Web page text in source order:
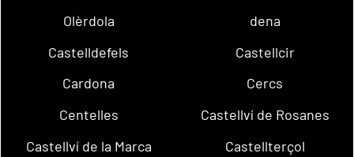
Olèrdola
dena
Castelldefels
Castellcir
Cardona
Cercs
Centelles
Castellví de Rosanes
Castellví de la Marca
Castellterçol